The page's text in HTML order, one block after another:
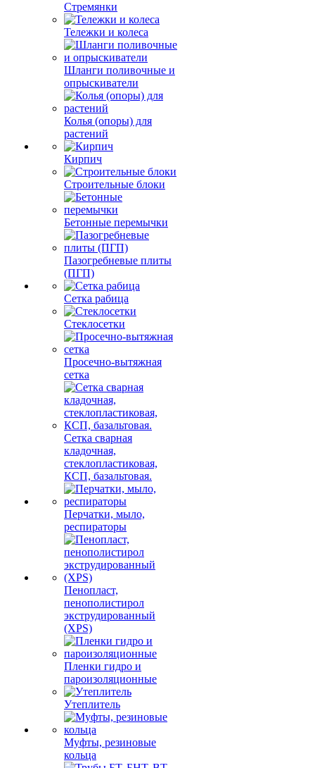
Стремянки
Тележки и колеса
Шланги поливочные и
опрыскиватели
Колья (опоры) для
растений
Кирпич
Строительные блоки
Бетонные перемычки
Пазогребневые плиты
(ПГП)
Сетка рабица
Стеклосетки
Просечно-вытяжная
сетка
Сетка сварная
кладочная,
стеклопластиковая,
КСП, базальтовая.
Перчатки, мыло,
респираторы
Пенопласт,
пенополистирол
экструдированный
(XPS)
Пленки гидро и
пароизоляционные
Утеплитель
Муфты, резиновые
кольца